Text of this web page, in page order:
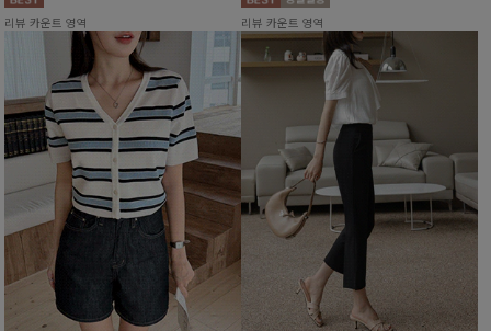
리뷰 카운트 영역 리뷰 카운트 영역